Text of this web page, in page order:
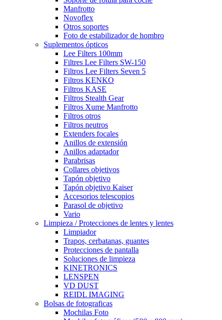
Manfrotto
Novoflex
Otros soportes
Foto de estabilizador de hombro
Suplementos ópticos
Lee Filters 100mm
Filtres Lee Filters SW-150
Filtros Lee Filters Seven 5
Filtros KENKO
Filtros KASE
Filtros Stealth Gear
Filtros Xume Manfrotto
Filtros otros
Filtros neutros
Extenders focales
Anillos de extensión
Anillos adaptador
Parabrisas
Collares objetivos
Tapón objetivo
Tapón objetivo Kaiser
Accesorios telescopios
Parasol de objetivo
Vario
Limpieza / Protecciones de lentes y lentes
Limpiador
Trapos, cerbatanas, guantes
Protecciones de pantalla
Soluciones de limpieza
KINETRONICS
LENSPEN
VD DUST
REIDL IMAGING
Bolsas de fotograficas
Mochilas Foto